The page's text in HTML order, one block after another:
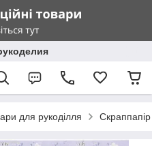
для рукоділля